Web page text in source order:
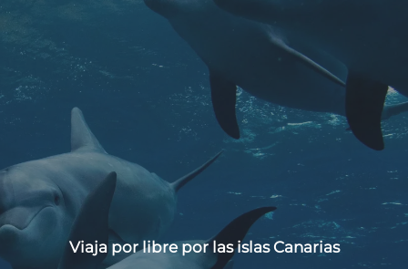
Viaja por libre por las islas Canarias